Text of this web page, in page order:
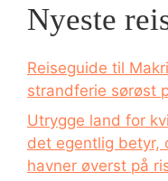
Nyeste
Reiseguide til
strandferie sørøst
Utrygge land for
det egentlig betyr,
havner øverst på